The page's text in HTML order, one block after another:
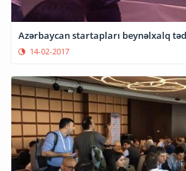
Azərbaycan startapları beynəlxalq
14-02-2017